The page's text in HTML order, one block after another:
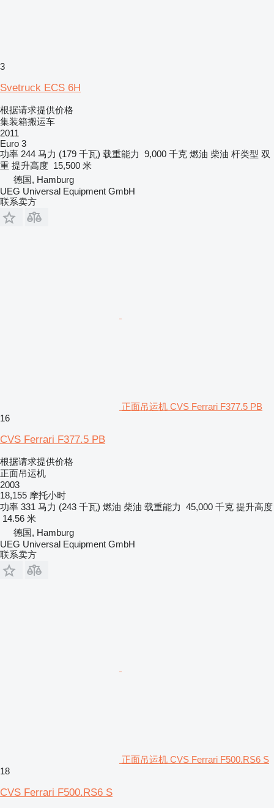
3
Svetruck ECS 6H
根据请求提供价格
集装箱搬运车
2011
Euro 3
功率 244 马力 (179 千瓦) 载重能力 9,000 千克 燃油 柴油 杆类型 双
重 提升高度 15,500 米
德国, Hamburg
UEG Universal Equipment GmbH
联系卖方
正面吊运机 CVS Ferrari F377.5 PB
16
CVS Ferrari F377.5 PB
根据请求提供价格
正面吊运机
2003
18,155 摩托小时
功率 331 马力 (243 千瓦) 燃油 柴油 载重能力 45,000 千克 提升高度
14.56 米
德国, Hamburg
UEG Universal Equipment GmbH
联系卖方
正面吊运机 CVS Ferrari F500.RS6 S
18
CVS Ferrari F500.RS6 S